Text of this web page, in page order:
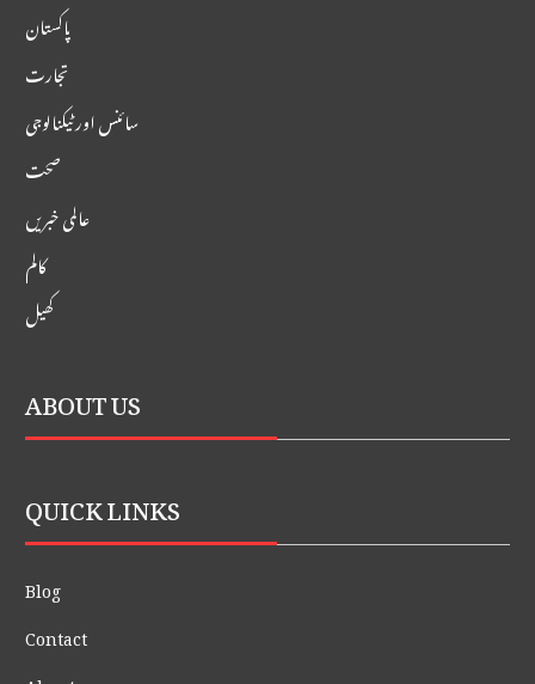
پاکستان
تجارت
سائنس اور ٹیکنالوجی
صحت
عالمی خبریں
کالم
کھیل
ABOUT US
QUICK LINKS
Blog
Contact